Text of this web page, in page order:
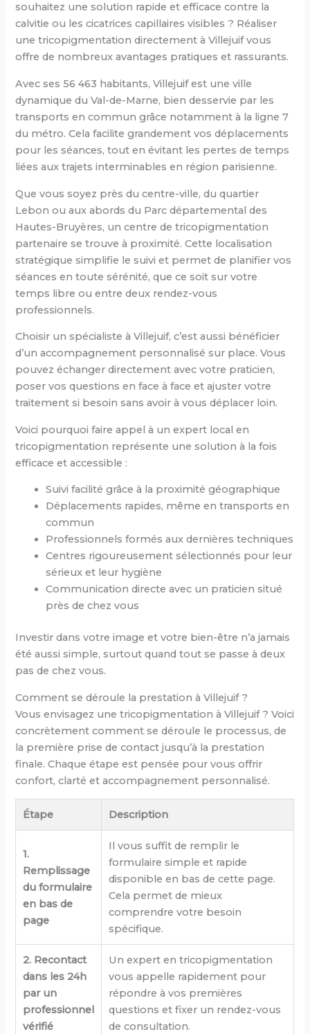
souhaitez une solution rapide et efficace contre la
calvitie ou les cicatrices capillaires visibles ? Réaliser
une tricopigmentation directement à Villejuif vous
offre de nombreux avantages pratiques et rassurants.
Avec ses 56 463 habitants, Villejuif est une ville
dynamique du Val-de-Marne, bien desservie par les
transports en commun grâce notamment à la ligne 7
du métro. Cela facilite grandement vos déplacements
pour les séances, tout en évitant les pertes de temps
liées aux trajets interminables en région parisienne.
Que vous soyez près du centre-ville, du quartier
Lebon ou aux abords du Parc départemental des
Hautes-Bruyères, un centre de tricopigmentation
partenaire se trouve à proximité. Cette localisation
stratégique simplifie le suivi et permet de planifier vos
séances en toute sérénité, que ce soit sur votre
temps libre ou entre deux rendez-vous
professionnels.
Choisir un spécialiste à Villejuif, c’est aussi bénéficier
d’un accompagnement personnalisé sur place. Vous
pouvez échanger directement avec votre praticien,
poser vos questions en face à face et ajuster votre
traitement si besoin sans avoir à vous déplacer loin.
Voici pourquoi faire appel à un expert local en
tricopigmentation représente une solution à la fois
efficace et accessible :
Suivi facilité grâce à la proximité géographique
Déplacements rapides, même en transports en
commun
Professionnels formés aux dernières techniques
Centres rigoureusement sélectionnés pour leur
sérieux et leur hygiène
Communication directe avec un praticien situé
près de chez vous
Investir dans votre image et votre bien-être n’a jamais
été aussi simple, surtout quand tout se passe à deux
pas de chez vous.
Comment se déroule la prestation à Villejuif ?
Vous envisagez une tricopigmentation à Villejuif ? Voici
concrètement comment se déroule le processus, de
la première prise de contact jusqu’à la prestation
finale. Chaque étape est pensée pour vous offrir
confort, clarté et accompagnement personnalisé.
Étape Description
1.
Remplissage
du formulaire
en bas de
page
Il vous suffit de remplir le
formulaire simple et rapide
disponible en bas de cette page.
Cela permet de mieux
comprendre votre besoin
spécifique.
2. Recontact
dans les 24h
par un
professionnel
vérifié
Un expert en tricopigmentation
vous appelle rapidement pour
répondre à vos premières
questions et fixer un rendez-vous
de consultation.